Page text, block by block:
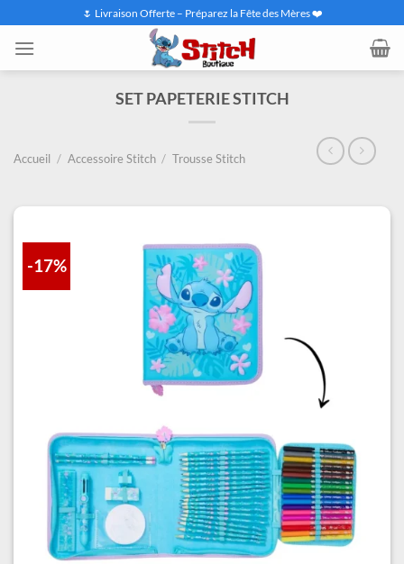
contenu
🌷 Livraison Offerte – Préparez la Fête des Mères ❤️
SET PAPETERIE STITCH​
Accueil / Accessoire Stitch / Trousse Stitch
-17%